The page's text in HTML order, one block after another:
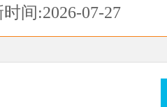
间:2026-07-27